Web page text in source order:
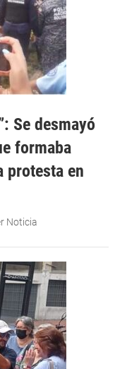
Se desmayó
formaba
protesta en
Noticia